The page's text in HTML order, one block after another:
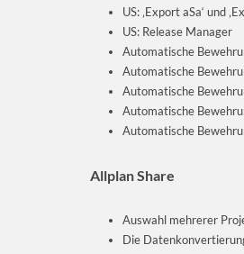
US: ‚Export aSa‘ und
US: Release Manager
Automatische
Automatische
Automatische
Automatische
Automatische
Allplan Share
Auswahl mehrerer
Die